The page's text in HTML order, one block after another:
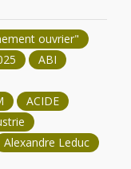
ouvrier"
ABI
ACIDE
Alexandre Leduc